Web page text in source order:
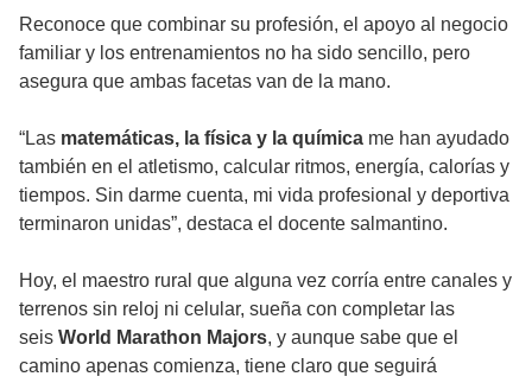
Reconoce que combinar su profesión, el apoyo al negocio
familiar y los entrenamientos no ha sido sencillo, pero
asegura que ambas facetas van de la mano.
“Las matemáticas, la física y la química me han ayudado
también en el atletismo, calcular ritmos, energía, calorías y
tiempos. Sin darme cuenta, mi vida profesional y deportiva
terminaron unidas”, destaca el docente salmantino.
Hoy, el maestro rural que alguna vez corría entre canales y
terrenos sin reloj ni celular, sueña con completar las
seis World Marathon Majors, y aunque sabe que el
camino apenas comienza, tiene claro que seguirá